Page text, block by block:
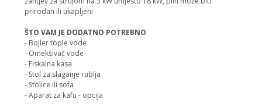
prirodan ili ukapljeni
ŠTO VAM JE DODATNO POTREBNO
- Bojler tople vode
- Omekšivač vode
- Fiskalna kasa
- Stol za slaganje rublja
- Stolice ili sofa
- Aparat za kafu - opcija